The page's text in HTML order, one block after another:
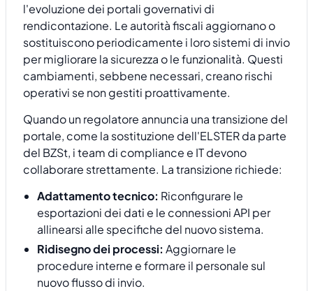
l'evoluzione dei portali governativi di
rendicontazione. Le autorità fiscali aggiornano o
sostituiscono periodicamente i loro sistemi di invio
per migliorare la sicurezza o le funzionalità. Questi
cambiamenti, sebbene necessari, creano rischi
operativi se non gestiti proattivamente.
Quando un regolatore annuncia una transizione del
portale, come la sostituzione dell'ELSTER da parte
del BZSt, i team di compliance e IT devono
collaborare strettamente. La transizione richiede:
Adattamento tecnico: Riconfigurare le
esportazioni dei dati e le connessioni API per
allinearsi alle specifiche del nuovo sistema.
Ridisegno dei processi: Aggiornare le
procedure interne e formare il personale sul
nuovo flusso di invio.